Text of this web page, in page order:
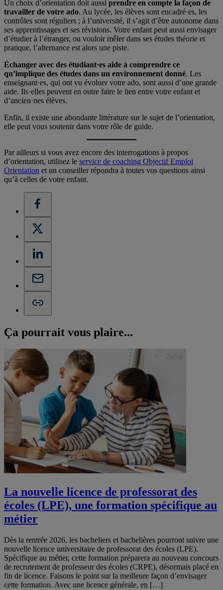
Un choix d’orientation doit aussi prendre en compte la façon de
travailler de votre ado. Au lycée, les élèves sont encadré·es, les
contrôles sont réguliers ; à l’université, il s’agit d’être autonome dans
ses apprentissages et ses révisions. Votre enfant peut aussi envisager
d’étudier à l’étranger, ou vouloir mêler dans ses études théorie et
pratique, l’alternance est alors une piste.
Échanger avec des étudiant·es aide à comprendre ce
qu’implique des études dans un environnement donné. Les
enseignant·es, qui ont vu évoluer votre ado, sont aussi d’une grande
aide. Ils·elles peuvent en outre faire le lien entre votre enfant et
d’ancien·nes élèves.
Enfin, il existe une abondante littérature sur le sujet de l’orientation,
elle peut vous soutenir dans votre rôle de guide.
Par ailleurs si vous avez encore des interrogations à propos
d’orientation, utilisez le service de coaching Objectif Emploi
Orientation et un conseiller répondra à toutes vos questions ainsi
qu’à celles de votre enfant.
Ça pourrait vous plaire...
La nouvelle licence de professorat des
écoles (LPE), une formation spécifique au
métier
Dès la rentrée 2026, les bacheliers et bachelières pourront suivre une
nouvelle licence universitaire de professorat des écoles (LPE).
Spécifique au métier, cette formation préparera au nouveau concours
de recrutement de professeur des écoles (CRPE), désormais placé en
fin de licence. Faisons le point sur la meilleure façon d’envisager
cette formation. Avec une licence générale, en […]